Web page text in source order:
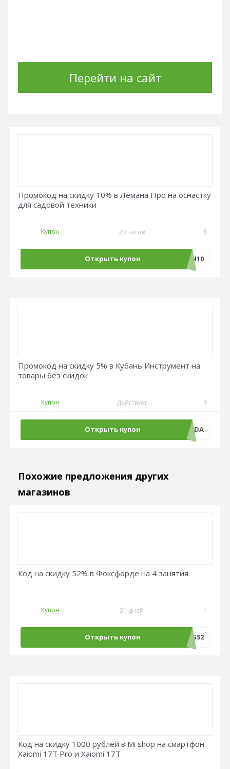
Перейти на сайт
Промокод на скидку 10% в Лемана Про на оснастку
для садовой техники
Купон 20 часов 8
Открыть купон PROGAZON10
Промокод на скидку 5% в Кубань Инструмент на
товары без скидок
Купон Действует 9
Открыть купон VYGODA
Похожие предложения других
магазинов
Код на скидку 52% в Фоксфорде на 4 занятия
Купон 31 дней 2
Открыть купон LANG52
Код на скидку 1000 рублей в Mi shop на смартфон
Xaiomi 17T Pro и Xaiomi 17T